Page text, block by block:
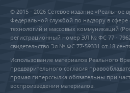
© 2015 - 2026 Сетевое издание «Реальное
Федеральной службой по надзору в
технологий и массовых коммуникаций
регистрационный номер ЭЛ № ФС 77 -
свидетельство Эл № ФС 77-59331 от 18
Использование материалов Реального
предварительного согласия
прямая гиперссылка обязательны при
воспроизведении материалов.